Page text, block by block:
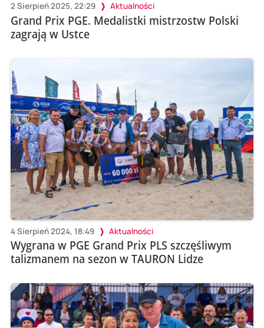
2 Sierpień 2025, 22:29 Aktualności
Grand Prix PGE. Medalistki mistrzostw Polski
zagrają w Ustce
4 Sierpień 2024, 18:49 Aktualności
Wygrana w PGE Grand Prix PLS szczęśliwym
talizmanem na sezon w TAURON Lidze